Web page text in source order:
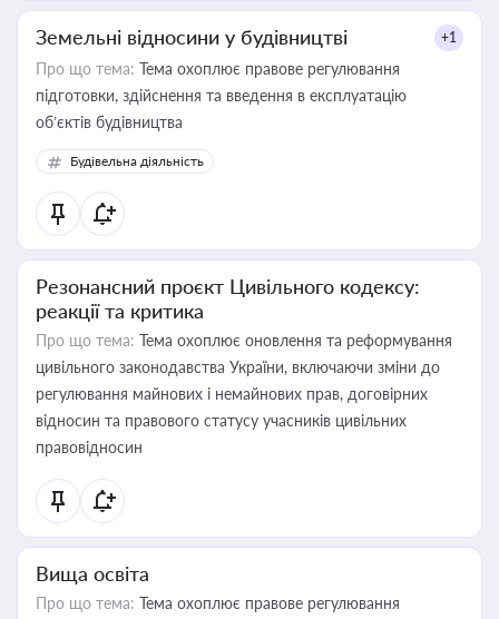
Земельні відносини у будівництві +1
Про що тема: Тема охоплює правове регулювання
підготовки, здійснення та введення в експлуатацію
об’єктів будівництва
Будівельна діяльність
Резонансний проєкт Цивільного кодексу:
реакції та критика
Про що тема: Тема охоплює оновлення та реформування
цивільного законодавства України, включаючи зміни до
регулювання майнових і немайнових прав, договірних
відносин та правового статусу учасників цивільних
правовідносин
Вища освіта
Про що тема: Тема охоплює правове регулювання